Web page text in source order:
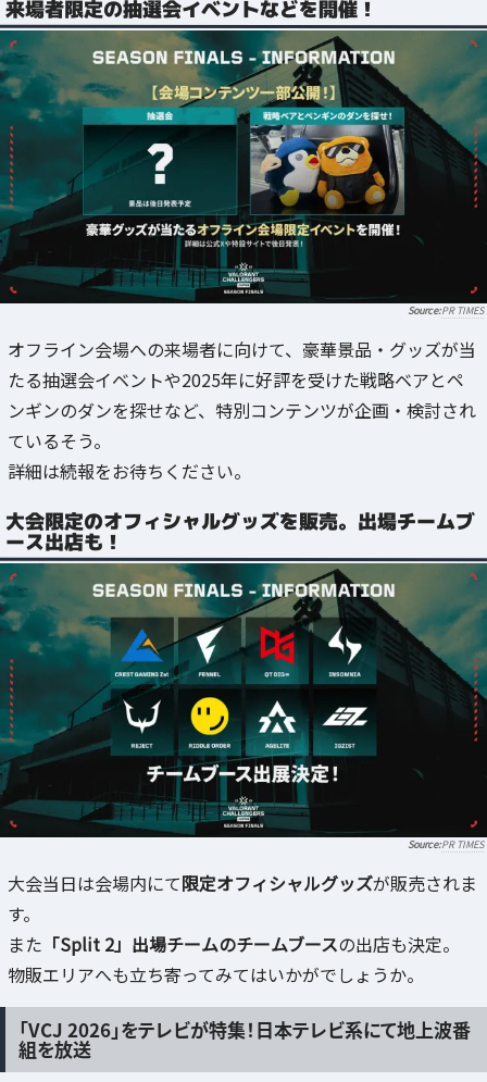
来場者限定の抽選会イベントなどを開催！
PR TIMES
オフライン会場への来場者に向けて、豪華景品・グッズが当
たる抽選会イベントや2025年に好評を受けた戦略ベアとペ
ンギンのダンを探せなど、特別コンテンツが企画・検討され
ているそう。
詳細は続報をお待ちください。
大会限定のオフィシャルグッズを販売。出場チームブ
ース出店も！
PR TIMES
大会当日は会場内にて限定オフィシャルグッズが販売されま
す。
また 「Split 2」出場チームのチームブースの出店も決定。
物販エリアへも立ち寄ってみてはいかがでしょうか。
「VCJ 2026」をテレビが特集！日本テレビ系にて地上波番
組を放送